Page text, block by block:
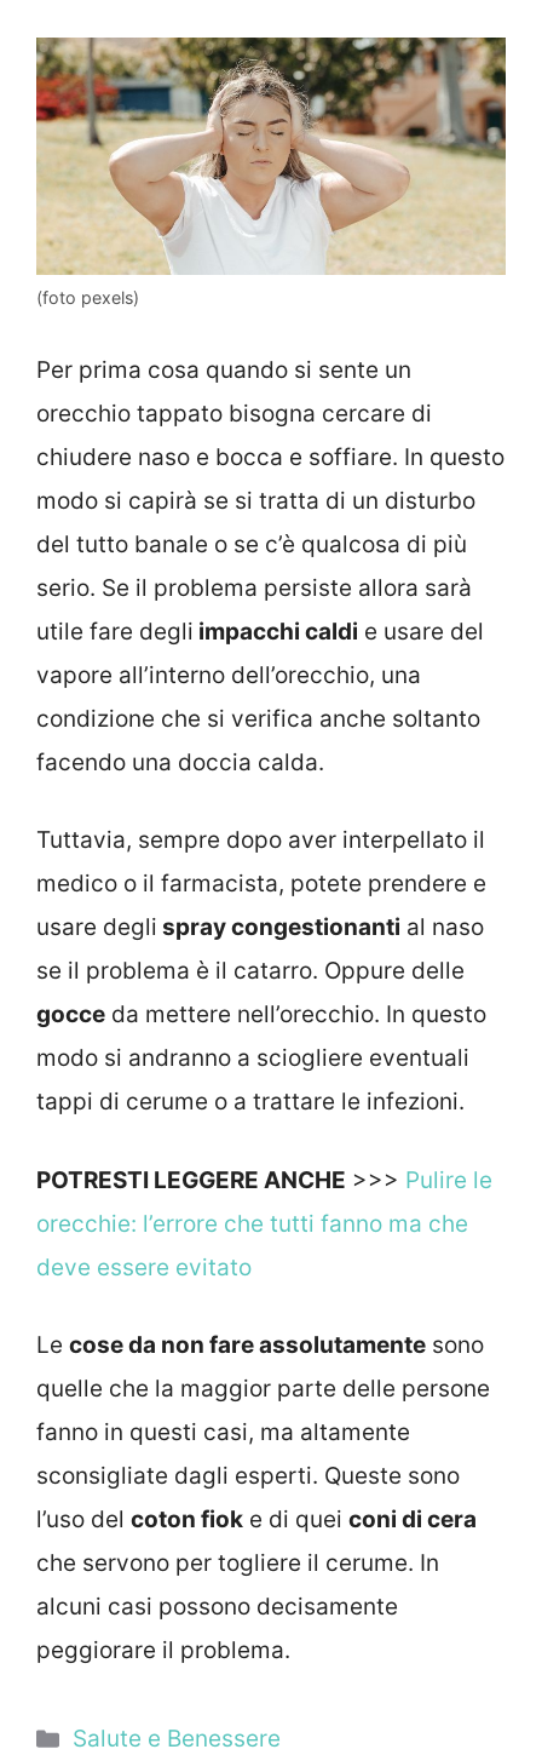
(foto pexels)
Per prima cosa quando si sente un
orecchio tappato bisogna cercare di
chiudere naso e bocca e soffiare. In questo
modo si capirà se si tratta di un disturbo
del tutto banale o se c’è qualcosa di più
serio. Se il problema persiste allora sarà
utile fare degli impacchi caldi e usare del
vapore all’interno dell’orecchio, una
condizione che si verifica anche soltanto
facendo una doccia calda.
Tuttavia, sempre dopo aver interpellato il
medico o il farmacista, potete prendere e
usare degli spray congestionanti al naso
se il problema è il catarro. Oppure delle
gocce da mettere nell’orecchio. In questo
modo si andranno a sciogliere eventuali
tappi di cerume o a trattare le infezioni.
POTRESTI LEGGERE ANCHE >>> Pulire le
orecchie: l’errore che tutti fanno ma che
deve essere evitato
Le cose da non fare assolutamente sono
quelle che la maggior parte delle persone
fanno in questi casi, ma altamente
sconsigliate dagli esperti. Queste sono
l’uso del coton fiok e di quei coni di cera
che servono per togliere il cerume. In
alcuni casi possono decisamente
peggiorare il problema.
Categorie
Salute e Benessere